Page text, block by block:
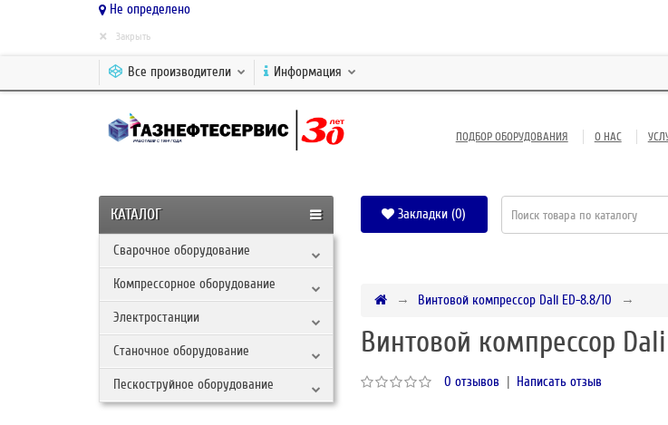
Не определено
× Закрыть
Все производители Информация
ПОДБОР ОБОРУДОВАНИЯ О НАС
КАТАЛОГ
Сварочное оборудование
Компрессорное оборудование
Электростанции
Станочное оборудование
Пескоструйное оборудование
Закладки (0)
Винтовой компрессор Dali ED-8.8/10
Винтовой компрессор
0 отзывов | Написать отзыв